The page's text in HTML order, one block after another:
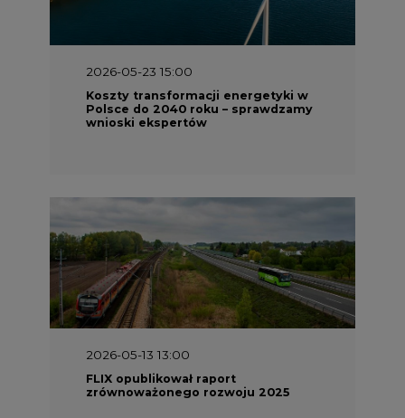
2026-05-23 15:00
Koszty transformacji energetyki w
Polsce do 2040 roku – sprawdzamy
wnioski ekspertów
2026-05-13 13:00
FLIX opublikował raport
zrównoważonego rozwoju 2025